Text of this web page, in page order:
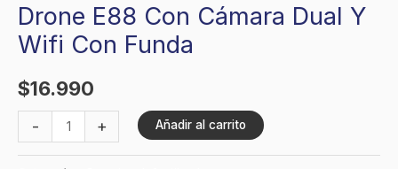
Drone E88 Con Cámara Dual Y
Wifi Con Funda
$16.990
- + Añadir al carrito